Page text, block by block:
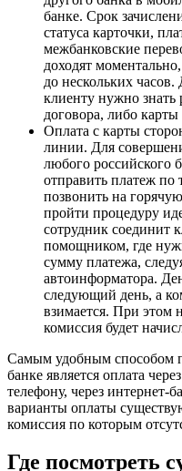
банке. Срок
статуса карточки,
межбанковские
доходят
до нескольких
клиенту нужно знать
договора, либо
Оплата с карты
линии. Для
любого российского
отправить платеж по
позвонить на
пройти процедуру
сотрудник соединит
помощником, где
сумму платежа,
автоинформатора.
следующий день, а
взимается. При этом
комиссия будет
Самым удобным способом
банке является оплата
телефону, через интернет-
варианты оплаты
комиссия по которым
Где посмотреть